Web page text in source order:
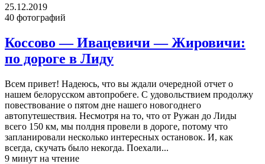
25.12.2019
40 фотографий
Коссово — Ивацевичи — Жировичи:
по дороге в Лиду
Всем привет! Надеюсь, что вы ждали очередной отчет о
нашем белорусском автопробеге. С удовольствием продолжу
повествование о пятом дне нашего новогоднего
автопутешествия. Несмотря на то, что от Ружан до Лиды
всего 150 км, мы полдня провели в дороге, потому что
запланировали несколько интересных остановок. И, как
всегда, скучать было некогда. Поехали...
9 минут на чтение